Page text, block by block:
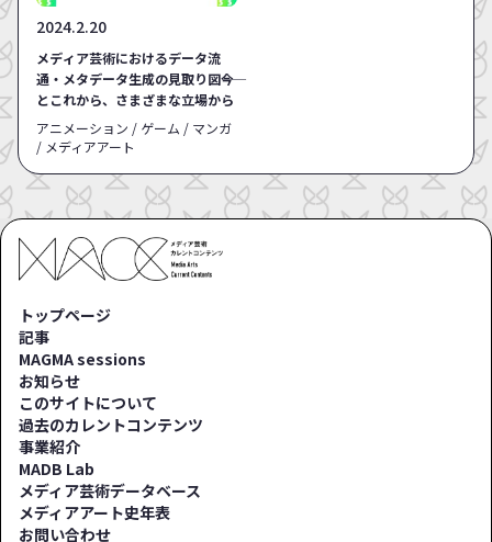
2024.2.20
メディア芸術におけるデータ流
通・メタデータ生成の見取り図――今
とこれから、さまざまな立場から
アニメーション / ゲーム / マンガ
/ メディアアート
トップページ
記事
MAGMA sessions
お知らせ
このサイトについて
過去のカレントコンテンツ
事業紹介
MADB Lab
メディア芸術データベース
メディアアート史年表
お問い合わせ